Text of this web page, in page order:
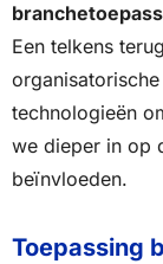
Een telkens
technologieën
we dieper in op
beïnvloeden.
Toepassing